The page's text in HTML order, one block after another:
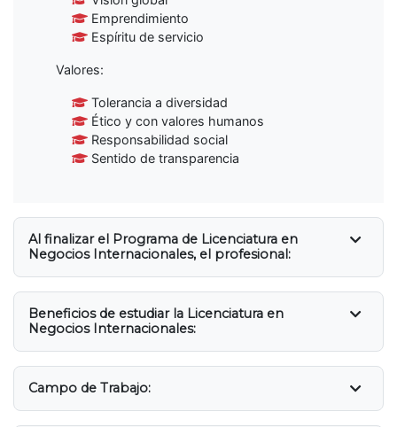
Emprendimiento
Espíritu de servicio
Valores:
Tolerancia a diversidad
Ético y con valores humanos
Responsabilidad social
Sentido de transparencia
Al finalizar el Programa de Licenciatura en
Negocios Internacionales, el profesional:
Beneficios de estudiar la Licenciatura en
Negocios Internacionales:
Campo de Trabajo: